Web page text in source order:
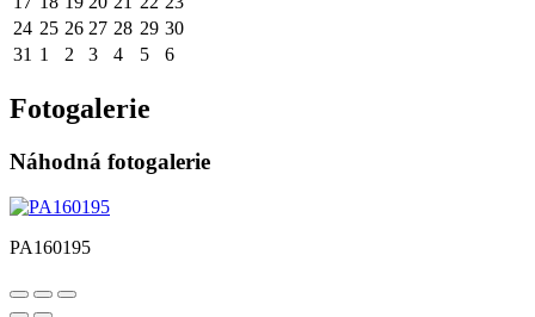
24 25 26 27 28 29 30
31 1 2 3 4 5 6
Fotogalerie
Náhodná fotogalerie
PA160195